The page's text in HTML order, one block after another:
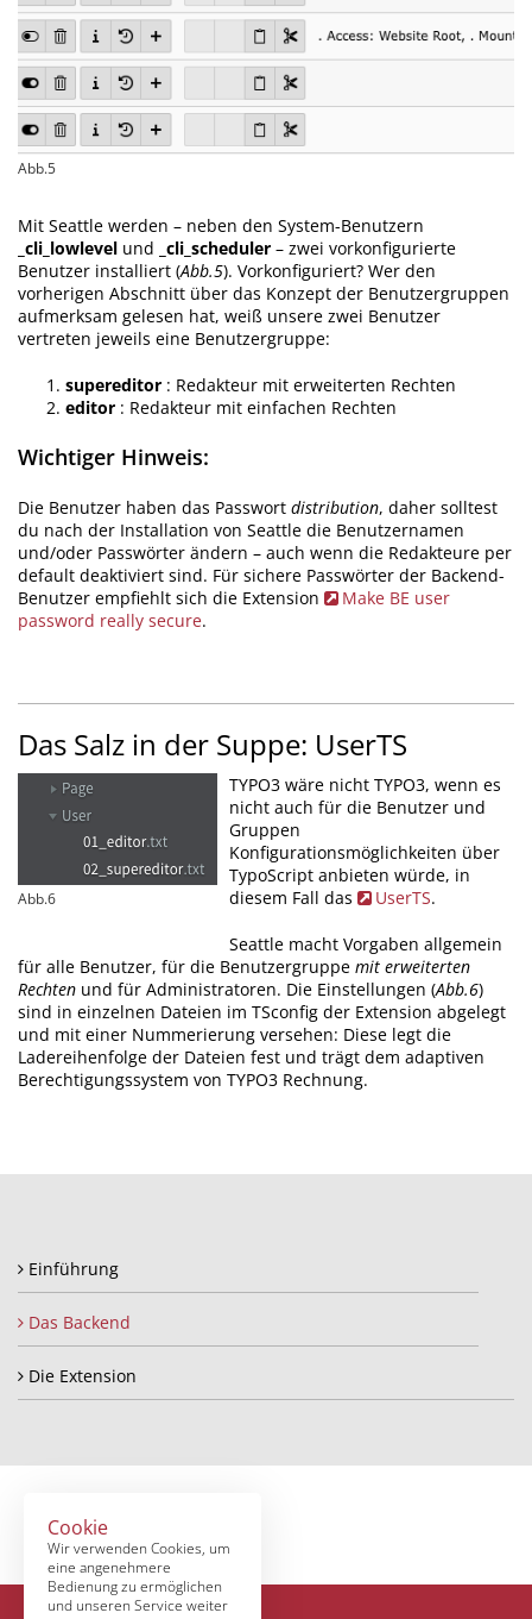
Abb.5
Mit Seattle werden – neben den System-Benutzern
_cli_lowlevel und _cli_scheduler – zwei vorkonfigurierte
Benutzer installiert (Abb.5). Vorkonfiguriert? Wer den
vorherigen Abschnitt über das Konzept der Benutzergruppen
aufmerksam gelesen hat, weiß unsere zwei Benutzer
vertreten jeweils eine Benutzergruppe:
supereditor : Redakteur mit erweiterten Rechten
editor : Redakteur mit einfachen Rechten
Wichtiger Hinweis:
Die Benutzer haben das Passwort distribution, daher solltest
du nach der Installation von Seattle die Benutzernamen
und/oder Passwörter ändern – auch wenn die Redakteure per
default deaktiviert sind. Für sichere Passwörter der Backend-
Benutzer empfiehlt sich die Extension
Make BE user
password really secure.
Das Salz in der Suppe: UserTS
Abb.6
TYPO3 wäre nicht TYPO3, wenn es
nicht auch für die Benutzer und
Gruppen
Konfigurationsmöglichkeiten über
TypoScript anbieten würde, in
diesem Fall das
UserTS.
Seattle macht Vorgaben allgemein
für alle Benutzer, für die Benutzergruppe mit erweiterten
Rechten und für Administratoren. Die Einstellungen (Abb.6)
sind in einzelnen Dateien im TSconfig der Extension abgelegt
und mit einer Nummerierung versehen: Diese legt die
Ladereihenfolge der Dateien fest und trägt dem adaptiven
Berechtigungssystem von TYPO3 Rechnung.
Einführung
Das Backend
Die Extension
Cookie
Wir verwenden Cookies, um
eine angenehmere
Bedienung zu ermöglichen
und unseren Service weiter